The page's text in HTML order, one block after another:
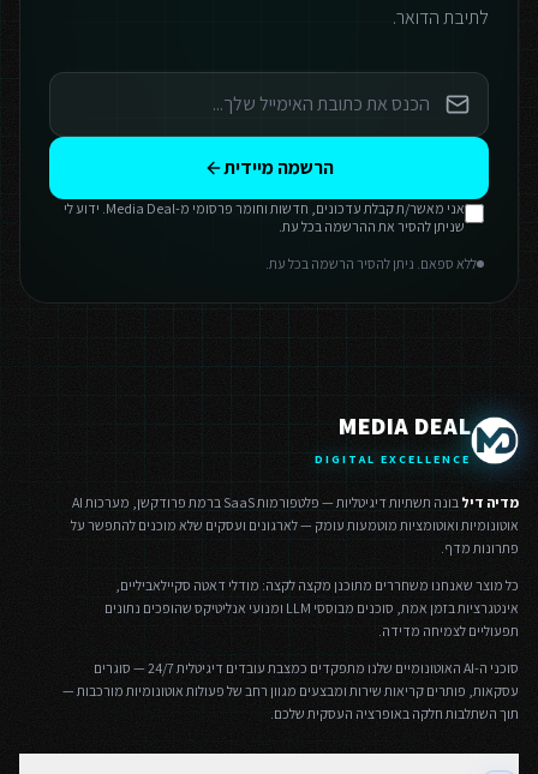
לתיבת הדואר.
הרשמה מיידית
אני מאשר/ת קבלת עדכונים, חדשות וחומר פרסומי מ-Media Deal. ידוע לי
שניתן להסיר את ההרשמה בכל עת.
ללא ספאם. ניתן להסיר הרשמה בכל עת.
MEDIA DEAL
DIGITAL EXCELLENCE
מדיה דיל
בונה תשתיות דיגיטליות — פלטפורמות SaaS ברמת פרודקשן, מערכות AI
אוטונומיות ואוטומציות מוטמעות עומק — לארגונים ועסקים שלא מוכנים להתפשר על
פתרונות מדף.
כל מוצר שאנחנו משחררים מתוכנן מקצה לקצה: מודלי דאטה סקיילאביליים,
אינטגרציות בזמן אמת, סוכנים מבוססי LLM ומנועי אנליטיקס שהופכים נתונים
תפעוליים לצמיחה מדידה.
סוכני ה-AI האוטונומיים שלנו מתפקדים כמצבת עובדים דיגיטלית 24/7 — סוגרים
עסקאות, פותרים קריאות שירות ומבצעים מגוון רחב של פעולות אוטונומיות מורכבות —
תוך השתלבות חלקה באופרציה העסקית שלכם.